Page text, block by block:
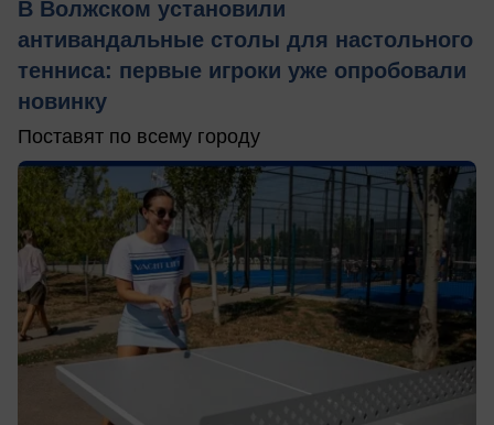
В Волжском установили
антивандальные столы для настольного
тенниса: первые игроки уже опробовали
новинку
Поставят по всему городу